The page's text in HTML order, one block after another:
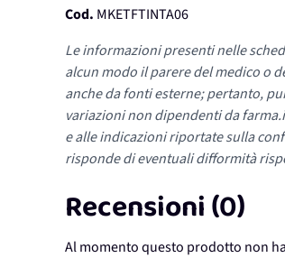
Cod. MKETFTINTA06
Le informazioni presenti nelle
alcun modo il parere del medico o
anche da fonti esterne; pertanto,
variazioni non dipendenti da
e alle indicazioni riportate sulla
risponde di eventuali difformità
Recensioni (0)
Al momento questo prodotto non